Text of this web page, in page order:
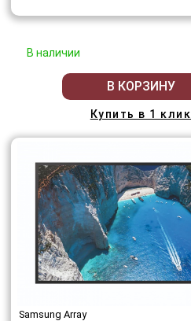
В наличии
В КОРЗИНУ
Купить в 1 клик
Samsung Array